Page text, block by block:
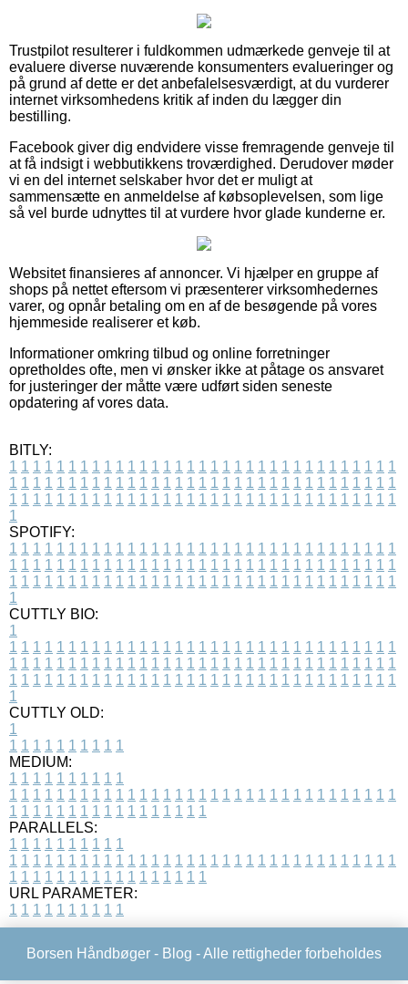
Trustpilot resulterer i fuldkommen udmærkede genveje til at
evaluere diverse nuværende konsumenters evalueringer og
på grund af dette er det anbefalelsesværdigt, at du vurderer
internet virksomhedens kritik af inden du lægger din
bestilling.
Facebook giver dig endvidere visse fremragende genveje til
at få indsigt i webbutikkens troværdighed. Derudover møder
vi en del internet selskaber hvor det er muligt at
sammensætte en anmeldelse af købsoplevelsen, som lige
så vel burde udnyttes til at vurdere hvor glade kunderne er.
Websitet finansieres af annoncer. Vi hjælper en gruppe af
shops på nettet eftersom vi præsenterer virksomhedernes
varer, og opnår betaling om en af de besøgende på vores
hjemmeside realiserer et køb.
Informationer omkring tilbud og online forretninger
opretholdes ofte, men vi ønsker ikke at påtage os ansvaret
for justeringer der måtte være udført siden seneste
opdatering af vores data.
BITLY:
1 1 1 1 1 1 1 1 1 1 1 1 1 1 1 1 1 1 1 1 1 1 1 1 1 1 1 1 1 1 1 1 1
1 1 1 1 1 1 1 1 1 1 1 1 1 1 1 1 1 1 1 1 1 1 1 1 1 1 1 1 1 1 1 1 1
1 1 1 1 1 1 1 1 1 1 1 1 1 1 1 1 1 1 1 1 1 1 1 1 1 1 1 1 1 1 1 1 1
1
SPOTIFY:
1 1 1 1 1 1 1 1 1 1 1 1 1 1 1 1 1 1 1 1 1 1 1 1 1 1 1 1 1 1 1 1 1
1 1 1 1 1 1 1 1 1 1 1 1 1 1 1 1 1 1 1 1 1 1 1 1 1 1 1 1 1 1 1 1 1
1 1 1 1 1 1 1 1 1 1 1 1 1 1 1 1 1 1 1 1 1 1 1 1 1 1 1 1 1 1 1 1 1
1
CUTTLY BIO:
1
1 1 1 1 1 1 1 1 1 1 1 1 1 1 1 1 1 1 1 1 1 1 1 1 1 1 1 1 1 1 1 1 1
1 1 1 1 1 1 1 1 1 1 1 1 1 1 1 1 1 1 1 1 1 1 1 1 1 1 1 1 1 1 1 1 1
1 1 1 1 1 1 1 1 1 1 1 1 1 1 1 1 1 1 1 1 1 1 1 1 1 1 1 1 1 1 1 1 1
1
CUTTLY OLD:
1
1 1 1 1 1 1 1 1 1 1
MEDIUM:
1 1 1 1 1 1 1 1 1 1
1 1 1 1 1 1 1 1 1 1 1 1 1 1 1 1 1 1 1 1 1 1 1 1 1 1 1 1 1 1 1 1 1
1 1 1 1 1 1 1 1 1 1 1 1 1 1 1 1 1
PARALLELS:
1 1 1 1 1 1 1 1 1 1
1 1 1 1 1 1 1 1 1 1 1 1 1 1 1 1 1 1 1 1 1 1 1 1 1 1 1 1 1 1 1 1 1
1 1 1 1 1 1 1 1 1 1 1 1 1 1 1 1 1
URL PARAMETER:
1 1 1 1 1 1 1 1 1 1
Borsen Håndbøger - Blog - Alle rettigheder forbeholdes